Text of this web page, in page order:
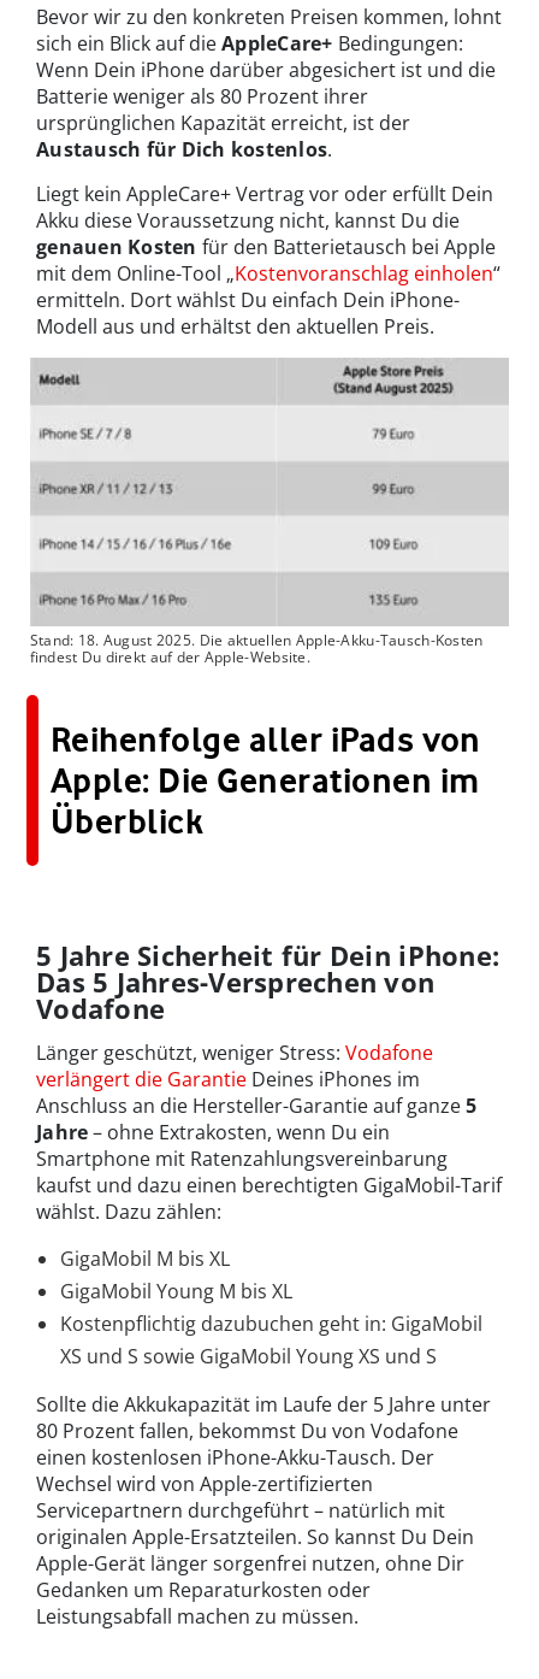
Bevor wir zu den konkreten Preisen kommen, lohnt
sich ein Blick auf dieAppleCare+ Bedingungen:
Wenn Dein iPhone darüber abgesichert ist und die
Batterie weniger als 80 Prozent ihrer
ursprünglichen Kapazität erreicht, ist der
Austausch für Dich kostenlos.
Liegt kein AppleCare+ Vertrag vor oder erfüllt Dein
Akku diese Voraussetzung nicht, kannst Du die
genauen Kosten für den Batterietausch bei Apple
mit dem Online-Tool „Kostenvoranschlag einholen“
ermitteln. Dort wählst Du einfach Dein iPhone-
Modell aus und erhältst den aktuellen Preis.
Stand: 18. August 2025. Die aktuellen Apple-Akku-Tausch-Kosten
findest Du direkt auf der Apple-Website.
Reihenfolge aller iPads von
Apple: Die Generationen im
Überblick
5 Jahre Sicherheit für Dein iPhone:
Das 5 Jahres-Versprechen von
Vodafone
Länger geschützt, weniger Stress: Vodafone
verlängert die Garantie Deines iPhones im
Anschluss an die Hersteller-Garantie auf ganze5
Jahre– ohne Extrakosten, wenn Du ein
Smartphone mit Ratenzahlungsvereinbarung
kaufst und dazu einen berechtigten GigaMobil-Tarif
wählst. Dazu zählen:
GigaMobil M bis XL
GigaMobil Young M bis XL
Kostenpflichtig dazubuchen geht in: GigaMobil
XS und S sowie GigaMobil Young XS und S
Sollte die Akkukapazität im Laufe der 5 Jahre unter
80 Prozent fallen, bekommst Du von Vodafone
einen kostenlosen iPhone-Akku-Tausch. Der
Wechsel wird von Apple-zertifizierten
Servicepartnern durchgeführt – natürlich mit
originalen Apple-Ersatzteilen. So kannst Du Dein
Apple-Gerät länger sorgenfrei nutzen, ohne Dir
Gedanken um Reparaturkosten oder
Leistungsabfall machen zu müssen.